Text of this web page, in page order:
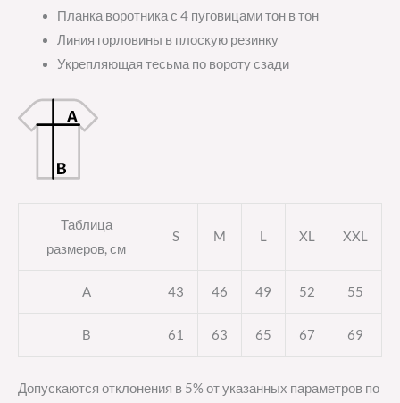
Планка воротника с 4 пуговицами тон в тон
Линия горловины в плоскую резинку
Укрепляющая тесьма по вороту сзади
Таблица
размеров, см
S M L XL XXL
A 43 46 49 52 55
B 61 63 65 67 69
Допускаются отклонения в 5% от указанных параметров по